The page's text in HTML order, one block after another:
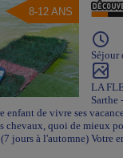
8-12 ANS
Séjour
LA
Sarthe
enfant de vivre ses
chevaux, quoi de
jours à l'automne) Votre